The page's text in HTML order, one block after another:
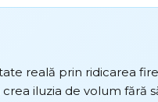
reală prin ridicarea
iluzia de volum fără